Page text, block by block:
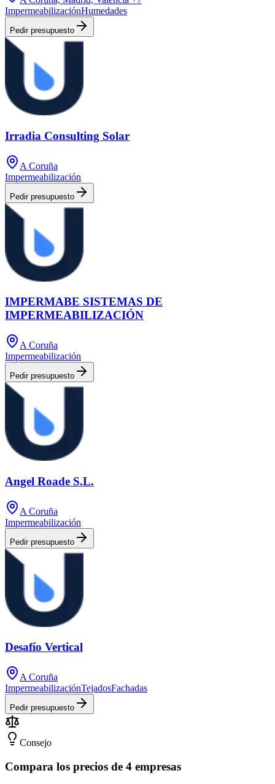
ImpermeabilizaciónHumedades
Pedir presupuesto
Irradia Consulting Solar
A Coruña
Impermeabilización
Pedir presupuesto
IMPERMABE SISTEMAS DE
IMPERMEABILIZACIÓN
A Coruña
Impermeabilización
Pedir presupuesto
Angel Roade S.L.
A Coruña
Impermeabilización
Pedir presupuesto
Desafío Vertical
A Coruña
ImpermeabilizaciónTejadosFachadas
Pedir presupuesto
Consejo
Compara los precios de 4 empresas